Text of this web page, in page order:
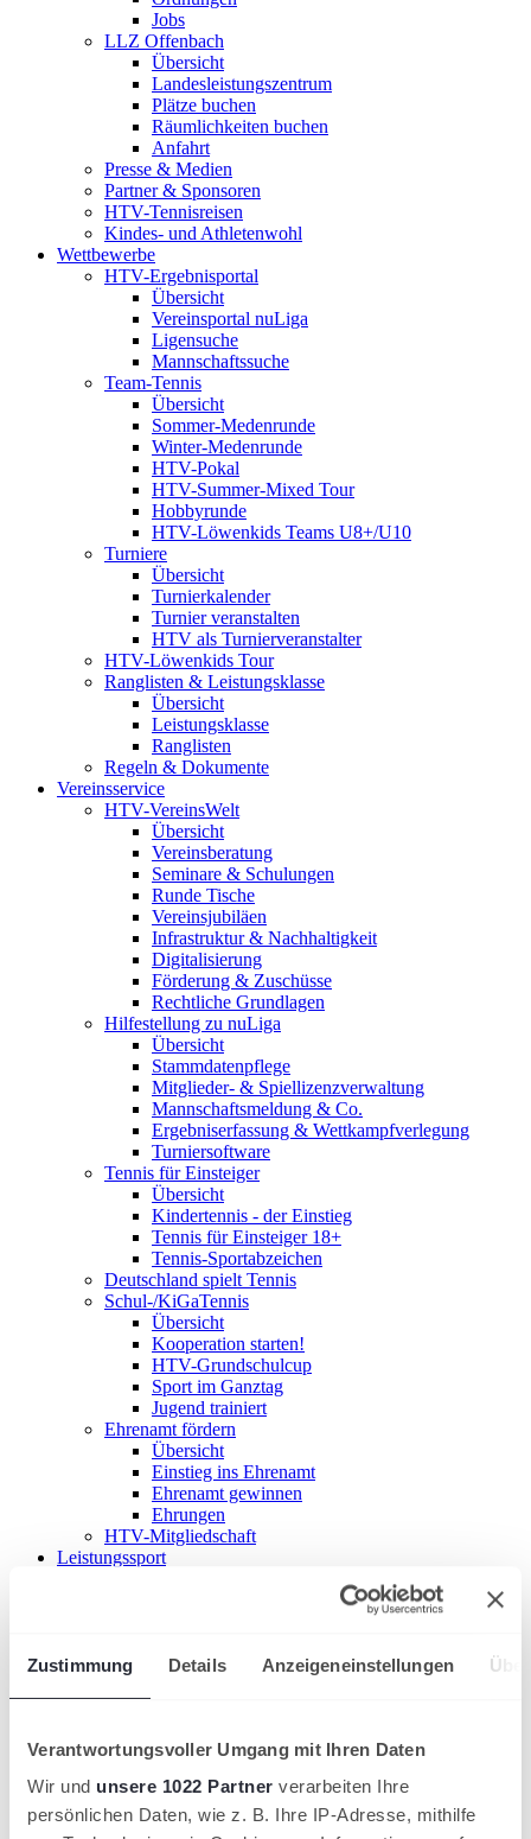
Zustimmung Details Anzeigeneinstellungen
Verantwortungsvoller Umgang mit Ihren Daten
Wir und unsere 1022 Partner verarbeiten Ihre
persönlichen Daten, wie z. B. Ihre IP-Adresse, mithilfe
Jobs
LLZ Offenbach
Übersicht
Landesleistungszentrum
Plätze buchen
Räumlichkeiten buchen
Anfahrt
Presse & Medien
Partner & Sponsoren
HTV-Tennisreisen
Kindes- und Athletenwohl
Wettbewerbe
HTV-Ergebnisportal
Übersicht
Vereinsportal nuLiga
Ligensuche
Mannschaftssuche
Team-Tennis
Übersicht
Sommer-Medenrunde
Winter-Medenrunde
HTV-Pokal
HTV-Summer-Mixed Tour
Hobbyrunde
HTV-Löwenkids Teams U8+/U10
Turniere
Übersicht
Turnierkalender
Turnier veranstalten
HTV als Turnierveranstalter
HTV-Löwenkids Tour
Ranglisten & Leistungsklasse
Übersicht
Leistungsklasse
Ranglisten
Regeln & Dokumente
Vereinsservice
HTV-VereinsWelt
Übersicht
Vereinsberatung
Seminare & Schulungen
Runde Tische
Vereinsjubiläen
Infrastruktur & Nachhaltigkeit
Digitalisierung
Förderung & Zuschüsse
Rechtliche Grundlagen
Hilfestellung zu nuLiga
Übersicht
Stammdatenpflege
Mitglieder- & Spiellizenzverwaltung
Mannschaftsmeldung & Co.
Ergebniserfassung & Wettkampfverlegung
Turniersoftware
Tennis für Einsteiger
Übersicht
Kindertennis - der Einstieg
Tennis für Einsteiger 18+
Tennis-Sportabzeichen
Deutschland spielt Tennis
Schul-/KiGaTennis
Übersicht
Kooperation starten!
HTV-Grundschulcup
Sport im Ganztag
Jugend trainiert
Ehrenamt fördern
Übersicht
Einstieg ins Ehrenamt
Ehrenamt gewinnen
Ehrungen
HTV-Mitgliedschaft
Leistungssport
Stützpunkte
Aus- & Fortbildung
Trainer
Übersicht
Trainer werden!